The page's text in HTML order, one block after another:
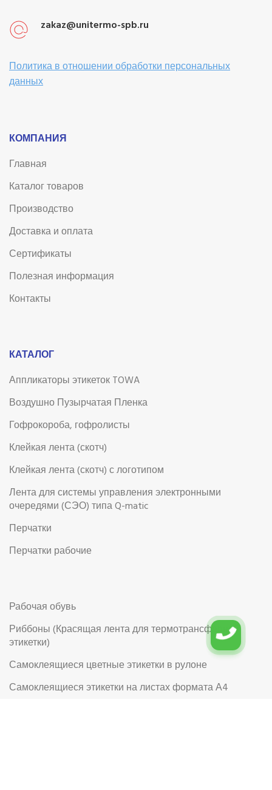
zakaz@unitermo-spb.ru
Политика в отношении обработки персональных
данных
КОМПАНИЯ
Главная
Каталог товаров
Производство
Доставка и оплата
Сертификаты
Полезная информация
Контакты
КАТАЛОГ
Аппликаторы этикеток TOWA
Воздушно Пузырчатая Пленка
Гофрокороба, гофролисты
Клейкая лента (скотч)
Клейкая лента (скотч) с логотипом
Лента для системы управления электронными
очередями (СЭО) типа Q-matic
Перчатки
Перчатки рабочие
Рабочая обувь
Риббоны (Красящая лента для термотрансферной
этикетки)
Самоклеящиеся цветные этикетки в рулоне
Самоклеящиеся этикетки на листах формата А4